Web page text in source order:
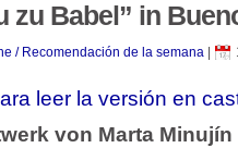
zu Babel” in
/ Recomendación de la semana|
leer la versión en
von Marta